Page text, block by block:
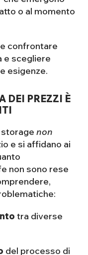
o al momento
confrontare
e scegliere
esigenze.
DEI PREZZI È
non
e si affidano ai
non sono rese
tra diverse
del processo di